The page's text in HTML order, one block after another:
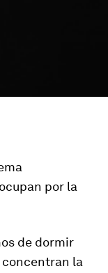
por la
de dormir
concentran la